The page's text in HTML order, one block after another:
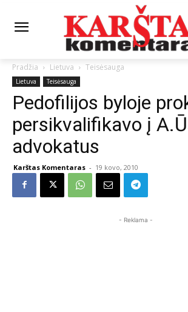
Pradžia Lietuva Teisėsauga
Lietuva Teisėsauga
Pedofilijos byloje
persikvalifikavo į
advokatus
Karštas Komentaras - 19 kovo, 2010
- Reklama -